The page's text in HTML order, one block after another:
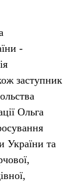
-
заступник
Ольга
України та